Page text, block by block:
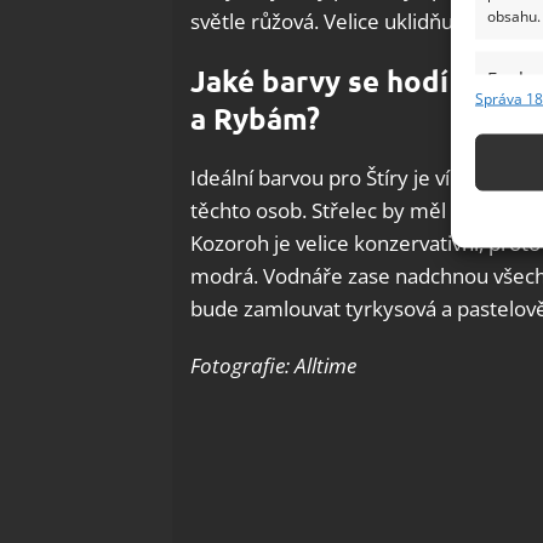
obsahu.
Funkce
Správa
světle růžová. Velice uklidňujícím
Jaké barvy se hodí ke
a Rybám?
Ideální barvou pro Štíry je vínová a
těchto osob. Střelec by měl volit
Kozoroh je velice konzervativní,
modrá. Vodnáře zase nadchnou
bude zamlouvat tyrkysová a
Fotografie: Alltime